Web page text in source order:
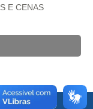
E CENAS